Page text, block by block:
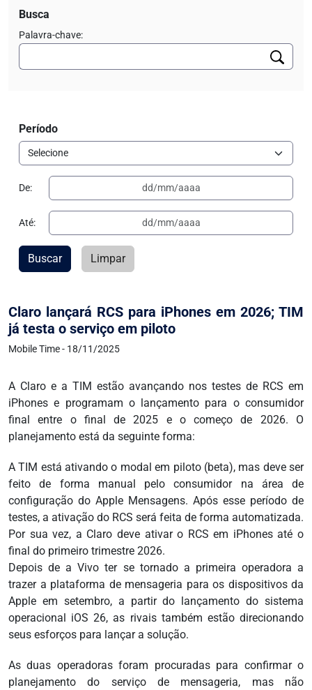
Claro lançará RCS para iPhones em 2026; TIM
já testa o serviço em piloto
Mobile Time - 18/11/2025
A Claro e a TIM estão avançando nos testes de RCS em
iPhones e programam o lançamento para o consumidor
final entre o final de 2025 e o começo de 2026. O
planejamento está da seguinte forma:
A TIM está ativando o modal em piloto (beta), mas deve ser
feito de forma manual pelo consumidor na área de
configuração do Apple Mensagens. Após esse período de
testes, a ativação do RCS será feita de forma automatizada.
Por sua vez, a Claro deve ativar o RCS em iPhones até o
final do primeiro trimestre 2026.
Depois de a Vivo ter se tornado a primeira operadora a
trazer a plataforma de mensageria para os dispositivos da
Apple em setembro, a partir do lançamento do sistema
operacional iOS 26, as rivais também estão direcionando
seus esforços para lançar a solução.
As duas operadoras foram procuradas para confirmar o
planejamento do serviço de mensageria, mas não
Busca
Palavra-chave:
Período
De:
Até:
Buscar Limpar